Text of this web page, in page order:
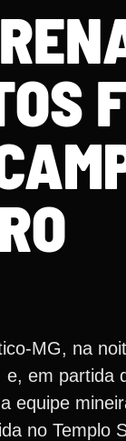
MG, na
em partida
equipe
no Templo